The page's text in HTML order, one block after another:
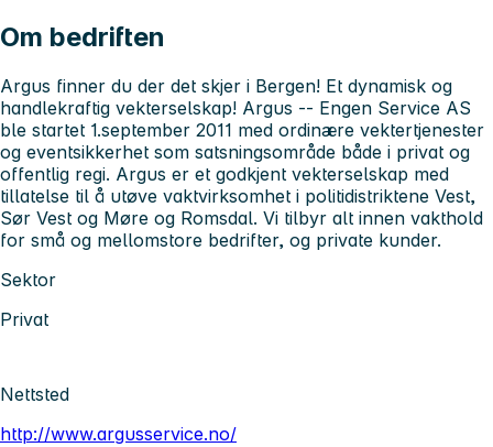
Om bedriften
Argus finner du der det skjer i Bergen! Et dynamisk og
handlekraftig vekterselskap! Argus -- Engen Service AS
ble startet 1.september 2011 med ordinære vektertjenester
og eventsikkerhet som satsningsområde både i privat og
offentlig regi. Argus er et godkjent vekterselskap med
tillatelse til å utøve vaktvirksomhet i politidistriktene Vest,
Sør Vest og Møre og Romsdal. Vi tilbyr alt innen vakthold
for små og mellomstore bedrifter, og private kunder.
Sektor
Privat
Nettsted
http://www.argusservice.no/